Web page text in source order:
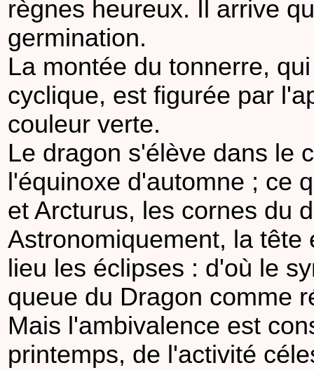
règnes heureux. Il arrive
germination.
La montée du tonnerre,
cyclique, est figurée par
couleur verte.
Le dragon s'élève dans le
l'équinoxe d'automne ; ce
et Arcturus, les cornes du
Astronomiquement, la
lieu les éclipses : d'où le
queue du Dragon comme
Mais l'ambivalence est
printemps, de l'activité